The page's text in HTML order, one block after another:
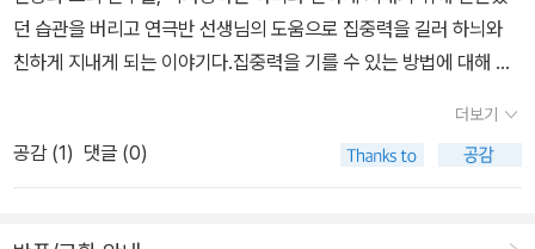
럼사라질까 기도해매일 너를 보고 너의 손을 잡고내 곁에 있는 너를
확인해창 밖에앉은 바람 한 점에도사랑은 가득한걸널 만난세상 더는
소원없어바램은 죄가 될테니까살아가는 이유 꿈을 꾸는 이유모두가
너라는 걸네가 있는 세상 살아가는 동안더좋은 곳을 없을거야10월의
어느 멋진날에...책날개 작가들의 대표 작품^*^<<10월의 어느 멋진
던 습관을 버리고 연극반 선생님의 도움으로 집중력을 길러 하늬와
친하게 지내게 되는 이야기다.집중력을 기를 수 있는 방법에 대해 나
지인 붕어빵을 기르는 과정이 나와있다. 그로 인해 게으름만 피웠던
태한이가 끈기가 생기고 더 이상 게으름 피우지 않고 지리산 까지 올
라가며, 학예회때 붕어빵을 잘 훈련시켜서 강아지쇼도 성공적으로 이
더보기
공감 (1) 댓글 (0)